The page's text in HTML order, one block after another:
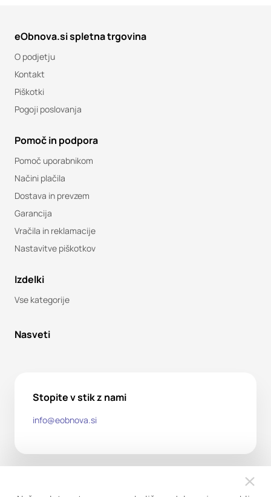
eObnova.si spletna trgovina
O podjetju
Kontakt
Piškotki
Pogoji poslovanja
Pomoč in podpora
Pomoč uporabnikom
Načini plačila
Dostava in prevzem
Garancija
Vračila in reklamacije
Nastavitve piškotkov
Izdelki
Vse kategorije
Nasveti
Stopite v stik z nami
info@eobnova.si